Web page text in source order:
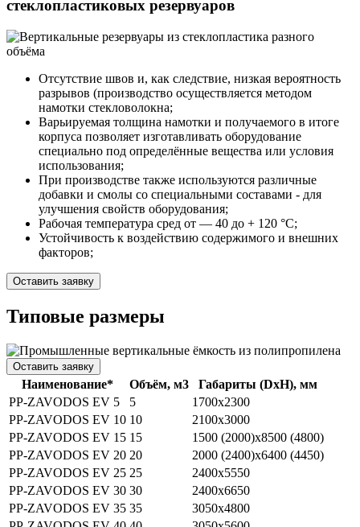
стеклопластиковых резервуаров
Отсутствие швов и, как следствие, низкая вероятность
разрывов (производство осуществляется методом
намотки стекловолокна;
Варьируемая толщина намотки и получаемого в итоге
корпуса позволяет изготавливать оборудование
специально под определённые вещества или условия
использования;
При производстве также используются различные
добавки и смолы со специальными составами - для
улучшения свойств оборудования;
Рабочая температура сред от — 40 до + 120 °C;
Устойчивость к воздействию содержимого и внешних
факторов;
Оставить заявку
Типовые размеры
Оставить заявку
Наименование* Объём, м3
Габариты (DхH), мм
PP-ZAVODOS EV 5
5
1700х2300
PP-ZAVODOS EV 10 10
2100х3000
PP-ZAVODOS EV 15 15
1500 (2000)х8500 (4800)
PP-ZAVODOS EV 20 20
2000 (2400)х6400 (4450)
PP-ZAVODOS EV 25 25
2400х5550
PP-ZAVODOS EV 30 30
2400х6650
PP-ZAVODOS EV 35 35
3050х4800